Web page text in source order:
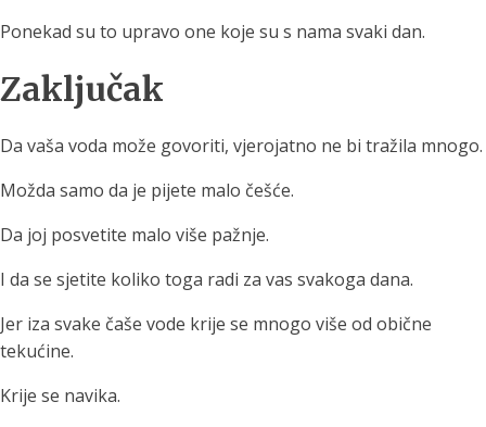
Ponekad su to upravo one koje su s nama svaki dan.
Zaključak
Da vaša voda može govoriti, vjerojatno ne bi tražila mnogo.
Možda samo da je pijete malo češće.
Da joj posvetite malo više pažnje.
I da se sjetite koliko toga radi za vas svakoga dana.
Jer iza svake čaše vode krije se mnogo više od obične
tekućine.
Krije se navika.